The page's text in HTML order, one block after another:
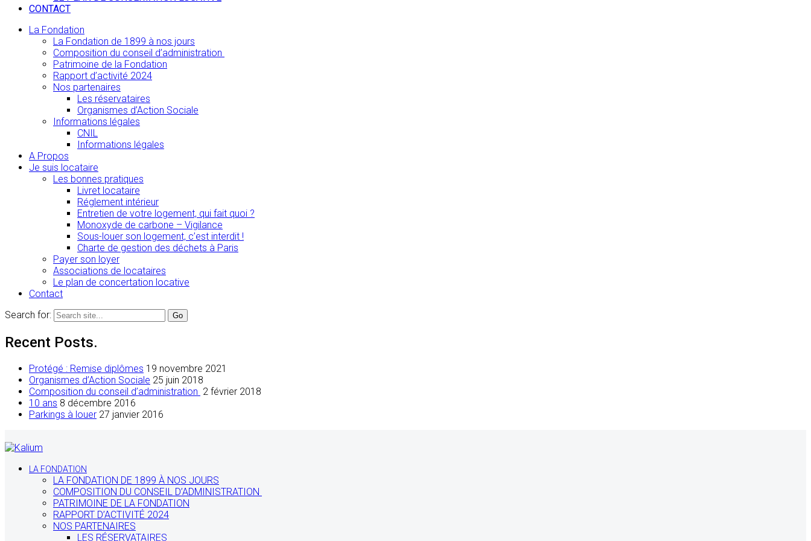
CONTACT
La Fondation
La Fondation de 1899 à nos jours
Composition du conseil d’administration
Patrimoine de la Fondation
Rapport d’activité 2024
Nos partenaires
Les réservataires
Organismes d’Action Sociale
Informations légales
CNIL
Informations légales
A Propos
Je suis locataire
Les bonnes pratiques
Livret locataire
Réglement intérieur
Entretien de votre logement, qui fait quoi ?
Monoxyde de carbone – Vigilance
Sous-louer son logement, c’est interdit !
Charte de gestion des déchets à Paris
Payer son loyer
Associations de locataires
Le plan de concertation locative
Contact
Search for:
Recent Posts.
Protégé : Remise diplômes 19 novembre 2021
Organismes d’Action Sociale 25 juin 2018
Composition du conseil d’administration 2 février 2018
10 ans 8 décembre 2016
Parkings à louer 27 janvier 2016
LA FONDATION
LA FONDATION DE 1899 À NOS JOURS
COMPOSITION DU CONSEIL D’ADMINISTRATION
PATRIMOINE DE LA FONDATION
RAPPORT D’ACTIVITÉ 2024
NOS PARTENAIRES
LES RÉSERVATAIRES